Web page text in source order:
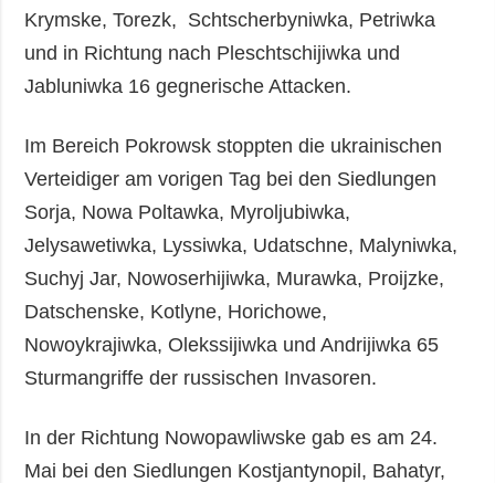
Krymske, Torezk, Schtscherbyniwka, Petriwka
und in Richtung nach Pleschtschijiwka und
Jabluniwka 16 gegnerische Attacken.
Im Bereich Pokrowsk stoppten die ukrainischen
Verteidiger am vorigen Tag bei den Siedlungen
Sorja, Nowa Poltawka, Myroljubiwka,
Jelysawetiwka, Lyssiwka, Udatschne, Malyniwka,
Suchyj Jar, Nowoserhijiwka, Murawka, Proijzke,
Datschenske, Kotlyne, Horichowe,
Nowoykrajiwka, Olekssijiwka und Andrijiwka 65
Sturmangriffe der russischen Invasoren.
In der Richtung Nowopawliwske gab es am 24.
Mai bei den Siedlungen Kostjantynopil, Bahatyr,